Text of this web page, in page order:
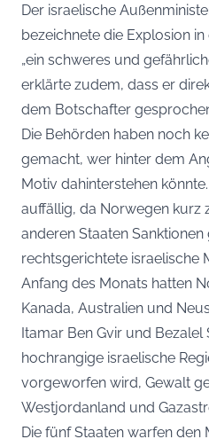
Der israelische
bezeichnete die Explosion
„ein schweres und
erklärte zudem, dass er
dem Botschafter
Die Behörden haben noch
gemacht, wer hinter dem
Motiv dahinterstehen
auffällig, da Norwegen kurz
anderen Staaten Sanktionen
rechtsgerichtete israelische
Anfang des Monats hatten
Kanada, Australien und
Itamar Ben Gvir und
hochrangige israelische
vorgeworfen wird, Gewalt
Westjordanland und
Die fünf Staaten warfen den